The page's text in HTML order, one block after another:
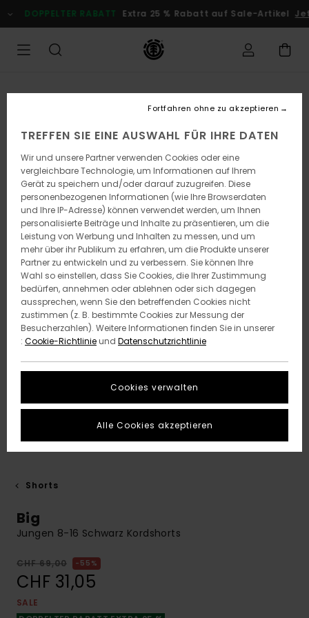
zur
Produktinformation
DOPPELTER RABATT Extra 25 % Rabatt auf Sale-Artikel
Shorts
Big
Jungen 8-16 Schwarz Kordshorts
CHF 69,00 55%
CHF 31,05
SALE
TREFFEN SIE EINE AUSWAHL FÜR IHRE DATEN
Wir und unsere Partner verwenden Cookies oder eine
vergleichbare Technologie, um Informationen auf Ihrem
Gerät zu speichern und/oder darauf zuzugreifen. Diese
personenbezogenen Informationen (wie Ihre Browserdaten
und Ihre IP-Adresse) können verwendet werden, um Ihnen
personalisierte Beiträge und Inhalte zu präsentieren, um die
Leistung von Werbung und Inhalten zu messen, und um
mehr über ihr Publikum zu erfahren, um die Produkte unserer
Partner zu entwickeln und zu verbessern. Sie können Ihre
Wahl so einstellen, dass Sie Cookies, die Ihrer Zustimmung
bedürfen, annehmen oder ablehnen oder sich dagegen
aussprechen, wenn Sie den betreffenden Cookies nicht
zustimmen (z. B. bestimmte Cookies zur Messung der
Besucherzahlen). Weitere Informationen finden Sie in unserer
: Cookie-Richtlinieund Datenschutzrichtlinie
Cookies verwalten
Fortfahren ohne zu akzeptieren
Alle Cookies akzeptieren